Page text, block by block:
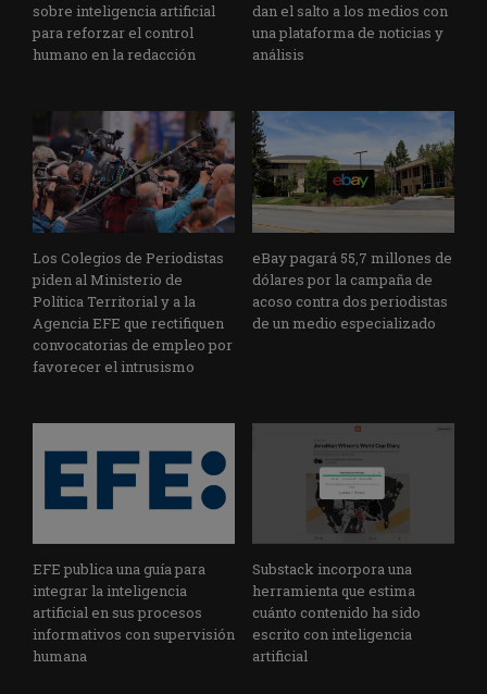
sobre inteligencia artificial
para reforzar el control
humano en la redacción
dan el salto a los medios con
una plataforma de noticias y
análisis
Los Colegios de Periodistas
piden al Ministerio de
Política Territorial y a la
Agencia EFE que rectifiquen
convocatorias de empleo por
favorecer el intrusismo
eBay pagará 55,7 millones de
dólares por la campaña de
acoso contra dos periodistas
de un medio especializado
EFE publica una guía para
integrar la inteligencia
artificial en sus procesos
informativos con supervisión
humana
Substack incorpora una
herramienta que estima
cuánto contenido ha sido
escrito con inteligencia
artificial